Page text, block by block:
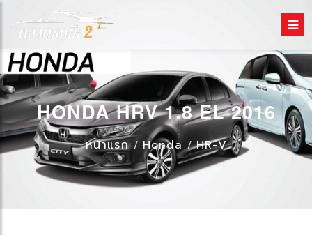
HONDA HRV 1.8 EL 2016
หน้าแรก Honda HR-V